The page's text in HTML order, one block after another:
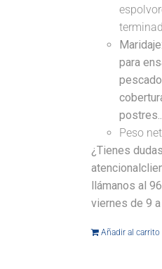
para
Peso
¿Tienes
llámanos al
viernes de 9
Añadir al carrito